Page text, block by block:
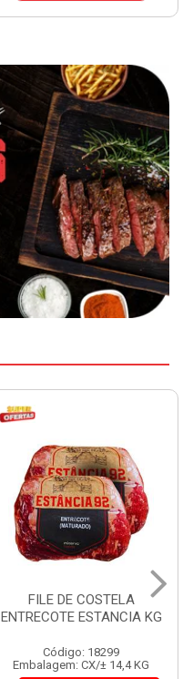
FILE DE COSTELA
ENTRECOTE ESTANCIA KG
Código: 18299
Embalagem: CX/± 14,4 KG